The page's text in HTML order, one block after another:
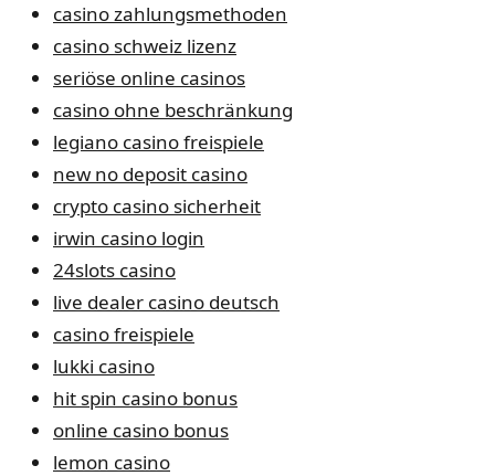
casino zahlungsmethoden
casino schweiz lizenz
seriöse online casinos
casino ohne beschränkung
legiano casino freispiele
new no deposit casino
crypto casino sicherheit
irwin casino login
24slots casino
live dealer casino deutsch
casino freispiele
lukki casino
hit spin casino bonus
online casino bonus
lemon casino